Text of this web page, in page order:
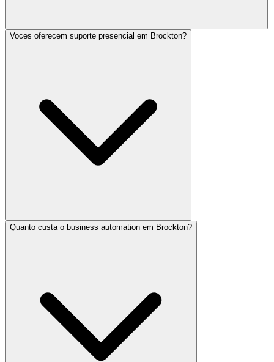
Voces oferecem suporte presencial em Brockton?
Quanto custa o business automation em Brockton?